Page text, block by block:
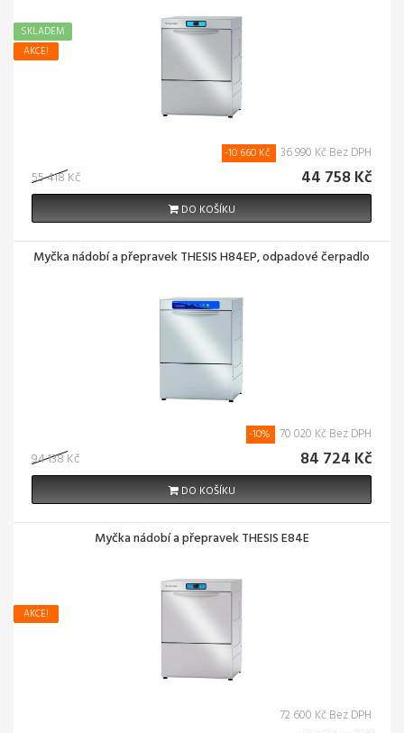
AKCE!
SKLADEM
55 418 Kč
-10 660 Kč 36 990 Kč Bez DPH
44 758 Kč
DO KOŠÍKU
Myčka nádobí a přepravek THESIS H84EP, odpadové čerpadlo
94 138 Kč
-10% 70 020 Kč Bez DPH
84 724 Kč
DO KOŠÍKU
Myčka nádobí a přepravek THESIS E84E
AKCE!
72 600 Kč Bez DPH